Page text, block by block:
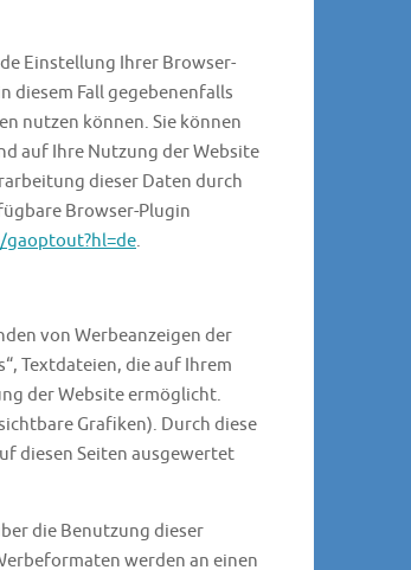
Einstellung Ihrer Browser-
diesem Fall gegebenenfalls
nutzen können. Sie können
auf Ihre Nutzung der Website
dieser Daten durch
Browser-Plugin
.
von Werbeanzeigen der
Textdateien, die auf Ihrem
der Website ermöglicht.
Grafiken). Durch diese
diesen Seiten ausgewertet
die Benutzung dieser
werden an einen